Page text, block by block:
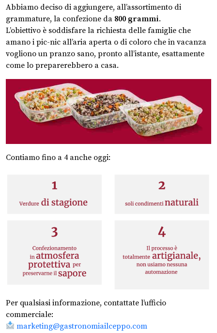
Abbiamo deciso di aggiungere, all’assortimento di
grammature, la confezione da 800 grammi.
L’obiettivo è soddisfare la richiesta delle famiglie che
amano i pic-nic all’aria aperta o di coloro che in vacanza
vogliono un pranzo sano, pronto all’istante, esattamente
come lo preparerebbero a casa.
Contiamo fino a 4 anche oggi:
Per qualsiasi informazione, contattate l’ufficio
commerciale:
marketing@gastronomiailceppo.com